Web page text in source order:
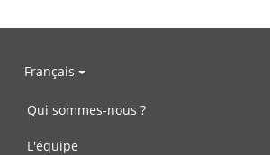
Français
Qui sommes-nous ?
L'équipe